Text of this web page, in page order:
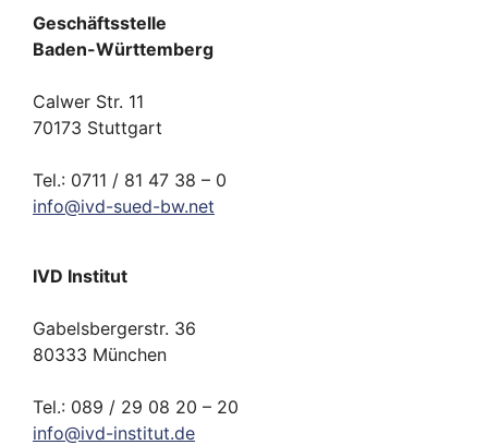
Geschäftsstelle
Baden-Württemberg
Calwer Str. 11
70173 Stuttgart
Tel.: 0711 / 81 47 38 – 0
info@ivd-sued-bw.net
IVD Institut
Gabelsbergerstr. 36
80333 München
Tel.: 089 / 29 08 20 – 20
info@ivd-institut.de